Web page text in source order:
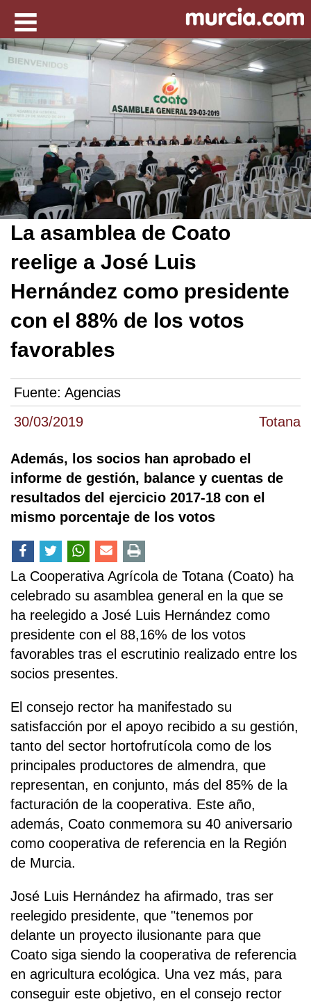
30/03/2019 Totana
La asamblea de Coato
reelige a José Luis
Hernández como presidente
con el 88% de los votos
favorables
Fuente: Agencias
Además, los socios han aprobado el
informe de gestión, balance y cuentas de
resultados del ejercicio 2017-18 con el
mismo porcentaje de los votos
La Cooperativa Agrícola de Totana (Coato) ha
celebrado su asamblea general en la que se
ha reelegido a José Luis Hernández como
presidente con el 88,16% de los votos
favorables tras el escrutinio realizado entre los
socios presentes.
El consejo rector ha manifestado su
satisfacción por el apoyo recibido a su gestión,
tanto del sector hortofrutícola como de los
principales productores de almendra, que
representan, en conjunto, más del 85% de la
facturación de la cooperativa. Este año,
además, Coato conmemora su 40 aniversario
como cooperativa de referencia en la Región
de Murcia.
José Luis Hernández ha afirmado, tras ser
reelegido presidente, que "tenemos por
delante un proyecto ilusionante para que
Coato siga siendo la cooperativa de referencia
en agricultura ecológica. Una vez más, para
conseguir este objetivo, en el consejo rector